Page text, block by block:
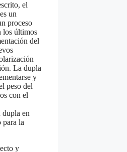
el
un
proceso
los últimos
del
La dupla
y
peso del
con el
dupla en
para la
y